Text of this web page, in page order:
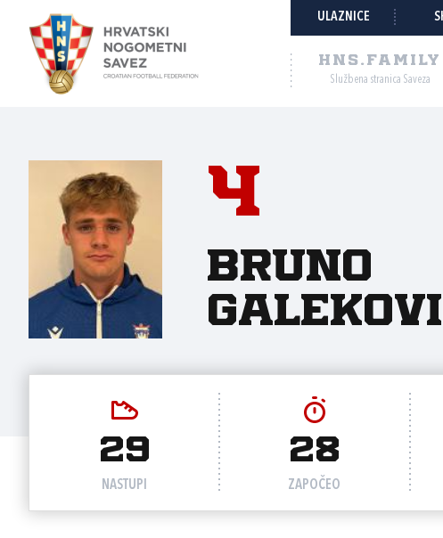
ULAZNICE
HNS.FAMILY
Službena stranica Saveza
4
Bruno
29
NASTUPI
28
ZAPOČEO